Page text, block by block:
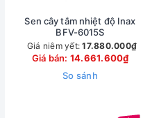
Sen cây tắm nhiệt độ Inax
BFV-6015S
Giá niêm yết:17.880.000₫
Giá bán: 14.661.600₫
So sánh